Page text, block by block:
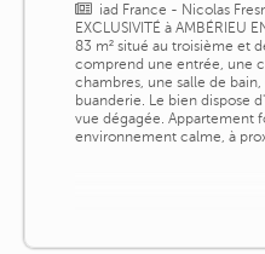
iad France - Nicolas
EXCLUSIVITÉ à AMBÉRIEU
83 m² situé au troisième et
comprend une entrée, une
chambres, une salle de
buanderie. Le bien dispose
vue dégagée. Appartement
environnement calme, à